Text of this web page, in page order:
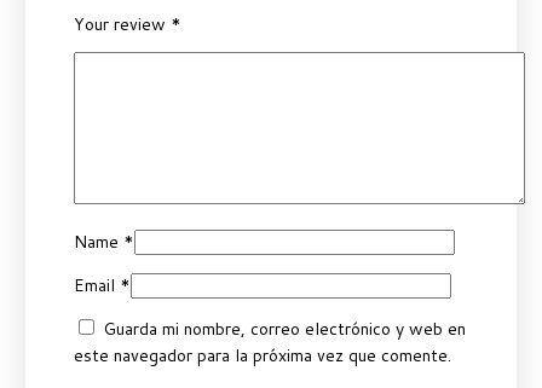
Your review *
Name *
Email *
Guarda mi nombre, correo electrónico y web en
este navegador para la próxima vez que comente.